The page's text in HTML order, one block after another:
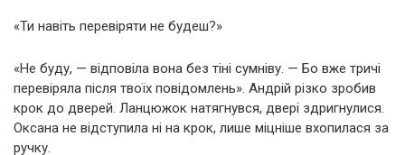
«Ти навіть перевіряти не будеш?»
«Не буду, — відповіла вона без тіні сумніву. — Бо вже тричі
перевіряла після твоїх повідомлень». Андрій різко зробив
крок до дверей. Ланцюжок натягнувся, двері здригнулися.
Оксана не відступила ні на крок, лише міцніше вхопилася за
ручку.